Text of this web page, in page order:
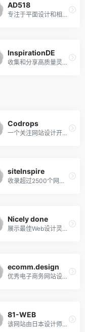
AD518
专注于平面设计和相关资讯
InspirationDE
收集和分享高质量灵感设计图片的网站
Codrops
一个关注网站设计开发最前沿流行趋势的博客。
siteInspire
收录超过2500个网站的CSS效果画廊和最佳网页设计。
Nicely done
展示最佳Web设计灵感的领地。
ecomm.design
优秀电子商务网站设计案例集。
81-WEB
该网站由日本设计师加藤亮平设立用于收集日本国内优秀网站设计，供设计师参考学习。